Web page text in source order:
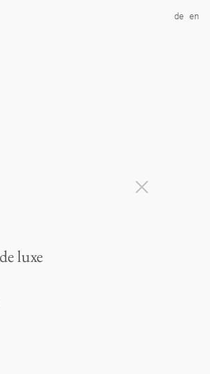
de en
luxe